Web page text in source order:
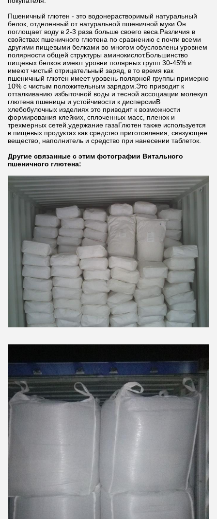
Пшеничный глютен - это водонерастворимый натуральный
белок, отделенный от натуральной пшеничной муки.Он
поглощает воду в 2-3 раза больше своего веса.Различия в
свойствах пшеничного глютена по сравнению с почти всеми
другими пищевыми белками во многом обусловлены уровнем
полярности общей структуры аминокислот.Большинство
пищевых белков имеют уровни полярных групп 30-45% и
имеют чистый отрицательный заряд, в то время как
пшеничный глютен имеет уровень полярной группы примерно
10% с чистым положительным зарядом.Это приводит к
отталкиванию избыточной воды и тесной ассоциации молекул
глютена пшеницы и устойчивости к дисперсииВ
хлебобулочных изделиях это приводит к возможности
формирования клейких, сплоченных масс, пленок и
трехмерных сетей.удержание газаГлютен также используется
в пищевых продуктах как средство приготовления, связующее
вещество, наполнитель и средство при нанесении таблеток.
Другие связанные с этим фотографии Витального
пшеничного глютена: